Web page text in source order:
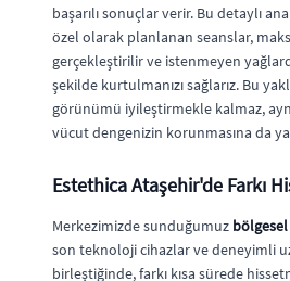
başarılı sonuçlar verir. Bu detaylı
özel olarak planlanan seanslar,
gerçekleştirilir ve istenmeyen
şekilde kurtulmanızı sağlarız. Bu
görünümü iyileştirmekle kalmaz,
vücut dengenizin korunmasına da
Estethica Ataşehir'de Farkı
Merkezimizde sunduğumuz
son teknoloji cihazlar ve deneyimli
birleştiğinde, farkı kısa sürede